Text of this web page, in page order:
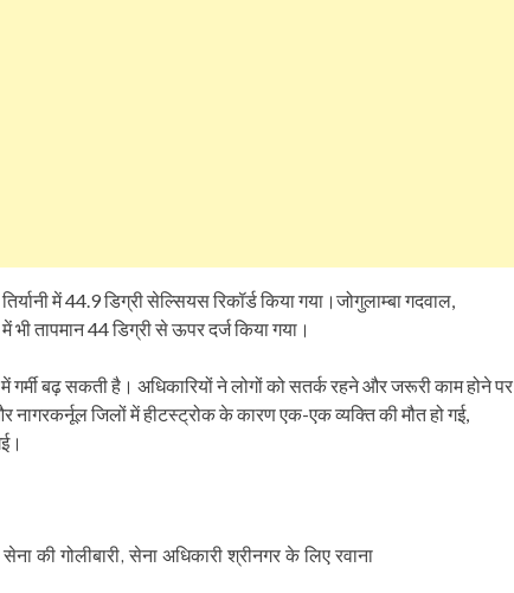
में 44.9 डिग्री सेल्सियस रिकॉर्ड किया गया।जोगुलाम्बा गदवाल,
तापमान 44 डिग्री से ऊपर दर्ज किया गया।
बढ़ सकती है। अधिकारियों ने लोगों को सतर्क रहने और जरूरी काम होने पर
जिलों में हीटस्ट्रोक के कारण एक-एक व्यक्ति की मौत हो गई,
की गोलीबारी, सेना अधिकारी श्रीनगर के लिए रवाना